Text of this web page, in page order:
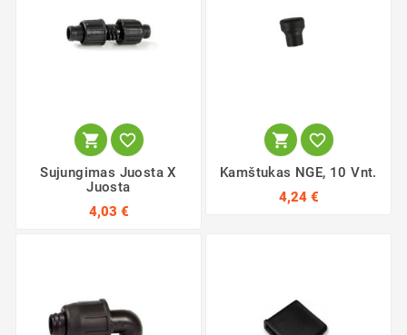
 
Sujungimas Juosta X
Juosta
4,03 €
 
Kamštukas NGE, 10 Vnt.
4,24 €